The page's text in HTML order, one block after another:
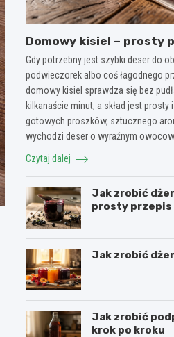
Domowy kisiel – prosty
Gdy potrzebny jest szybki deser do
podwieczorek albo coś łagodnego
domowy kisiel sprawdza się bez
kilkanaście minut, a skład jest
gotowych proszków, sztucznego
wychodzi deser o wyraźnym
Czytaj dalej
Jak zrobić
prosty przepis
Jak zrobić
Jak zrobić
krok po kroku